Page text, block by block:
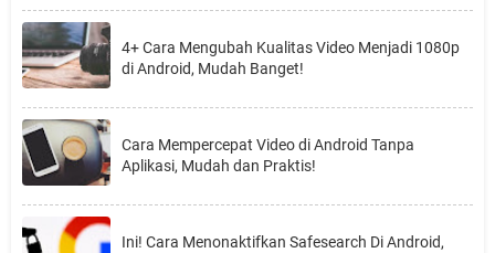
4+ Cara Mengubah Kualitas Video Menjadi 1080p
di Android, Mudah Banget!
Cara Mempercepat Video di Android Tanpa
Aplikasi, Mudah dan Praktis!
Ini! Cara Menonaktifkan Safesearch Di Android,